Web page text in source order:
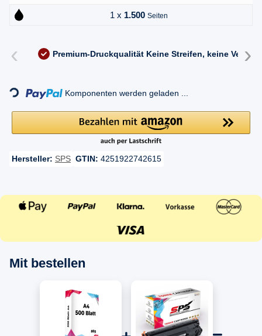
1 x 1.500 Seiten
‹ Premium-Druckqualität Keine Streifen, keine ›
Loading... Komponenten werden geladen ...
Hersteller: SPS GTIN: 4251922742615
Mit bestellen